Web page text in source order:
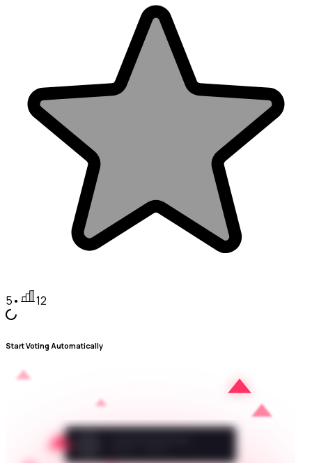
5• 12
Start Voting Automatically